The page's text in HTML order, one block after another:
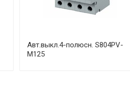
Авт.выкл.4-полюсн. S804PV-
M125